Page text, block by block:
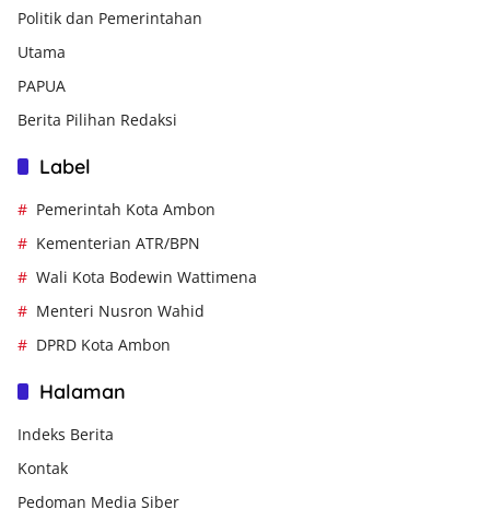
Politik dan Pemerintahan
Utama
PAPUA
Berita Pilihan Redaksi
Label
Pemerintah Kota Ambon
Kementerian ATR/BPN
Wali Kota Bodewin Wattimena
Menteri Nusron Wahid
DPRD Kota Ambon
Halaman
Indeks Berita
Kontak
Pedoman Media Siber